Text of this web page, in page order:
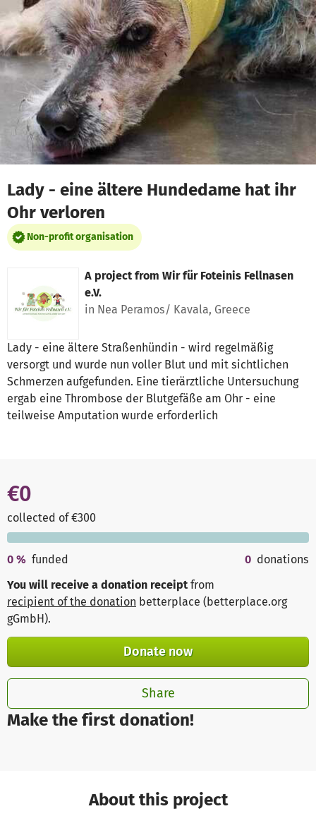
Skip to main content
Show accessibility statement
Lady - eine ältere Hundedame hat ihr
Ohr verloren
Non-profit organisation
A project from Wir für Foteinis Fellnasen
e.V.
in Nea Peramos/ Kavala, Greece
Lady - eine ältere Straßenhündin - wird regelmäßig
versorgt und wurde nun voller Blut und mit sichtlichen
Schmerzen aufgefunden. Eine tierärztliche Untersuchung
ergab eine Thrombose der Blutgefäße am Ohr - eine
teilweise Amputation wurde erforderlich
Make the first donation!
€0
collected of €300
0 % funded 0 donations
You will receive a donation receipt from
recipient of the donation betterplace (betterplace.org
gGmbH).
Donate now
Share
About this project